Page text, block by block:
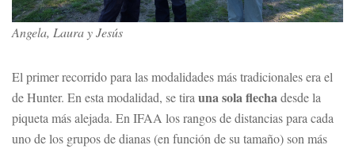
Angela, Laura y Jesús
El primer recorrido para las modalidades más tradicionales era el
de Hunter. En esta modalidad, se tira una sola flechadesde la
piqueta más alejada. En IFAA los rangos de distancias para cada
uno de los grupos de dianas (en función de su tamaño) son más